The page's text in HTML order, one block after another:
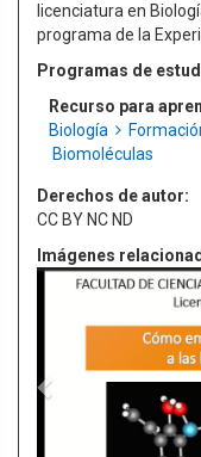
licenciatura en
programa de la
Programas de
Recurso para
Biología
Biomoléculas
Derechos de autor:
CC BY NC ND
Imágenes